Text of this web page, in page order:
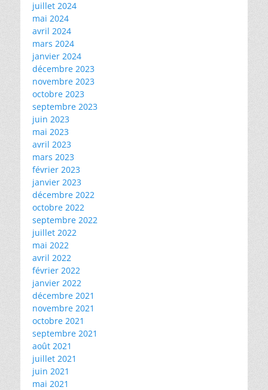
juillet 2024
mai 2024
avril 2024
mars 2024
janvier 2024
décembre 2023
novembre 2023
octobre 2023
septembre 2023
juin 2023
mai 2023
avril 2023
mars 2023
février 2023
janvier 2023
décembre 2022
octobre 2022
septembre 2022
juillet 2022
mai 2022
avril 2022
février 2022
janvier 2022
décembre 2021
novembre 2021
octobre 2021
septembre 2021
août 2021
juillet 2021
juin 2021
mai 2021